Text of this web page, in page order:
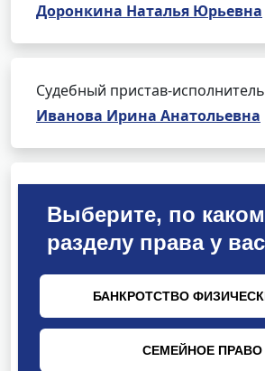
Доронкина Наталья Юрьевна
Судебный пристав-исполнитель
Иванова Ирина Анатольевна